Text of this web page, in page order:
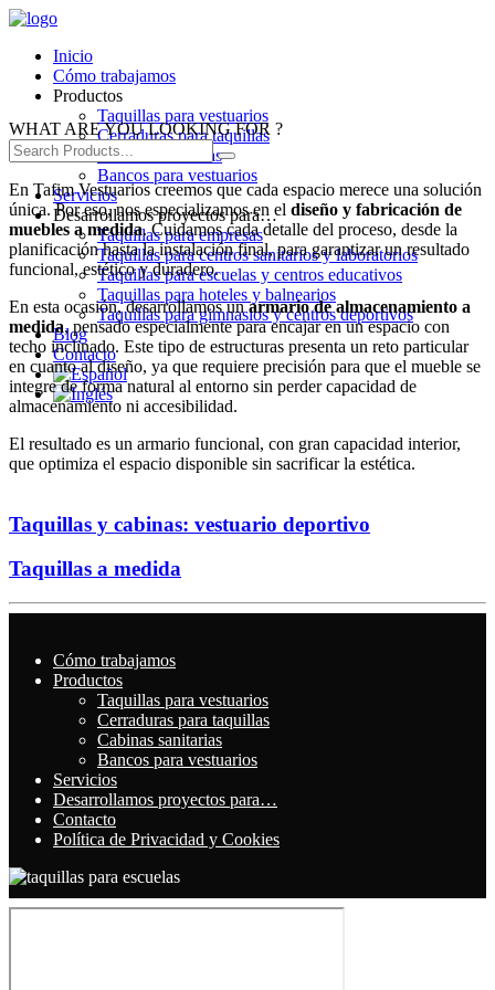
Inicio
Cómo trabajamos
Productos
Taquillas para vestuarios
Cerraduras para taquillas
Cabinas sanitarias
Bancos para vestuarios
Servicios
Desarrollamos proyectos para…
Taquillas para empresas
Taquillas para centros sanitarios y laboratorios
Taquillas para escuelas y centros educativos
Taquillas para hoteles y balnearios
Taquillas para gimnasios y centros deportivos
Blog
Contacto
WHAT ARE YOU LOOKING FOR ?
En Tafim Vestuarios creemos que cada espacio merece una solución
única. Por eso, nos especializamos en el diseño y fabricación de
muebles a medida. Cuidamos cada detalle del proceso, desde la
planificación hasta la instalación final, para garantizar un resultado
funcional, estético y duradero.
En esta ocasión, desarrollamos unarmario de almacenamiento a
medida, pensado especialmente para encajar en un espacio con
techo inclinado. Este tipo de estructuras presenta un reto particular
en cuanto al diseño, ya que requiere precisión para que el mueble se
integre de forma natural al entorno sin perder capacidad de
almacenamiento ni accesibilidad.
El resultado es un armario funcional, con gran capacidad interior,
que optimiza el espacio disponible sin sacrificar la estética.
Taquillas y cabinas: vestuario deportivo
Taquillas a medida
Cómo trabajamos
Productos
Taquillas para vestuarios
Cerraduras para taquillas
Cabinas sanitarias
Bancos para vestuarios
Servicios
Desarrollamos proyectos para…
Contacto
Política de Privacidad y Cookies